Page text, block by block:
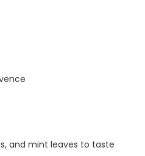
and mint leaves to taste